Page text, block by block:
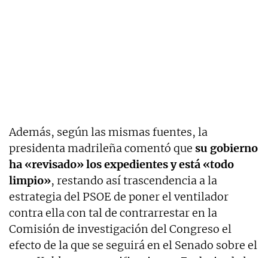
Además, según las mismas fuentes, la
presidenta madrileña comentó que su gobierno
ha «revisado» los expedientes y está «todo
limpio», restando así trascendencia a la
estrategia del PSOE de poner el ventilador
contra ella con tal de contrarrestar en la
Comisión de investigación del Congreso el
efecto de la que se seguirá en el Senado sobre el